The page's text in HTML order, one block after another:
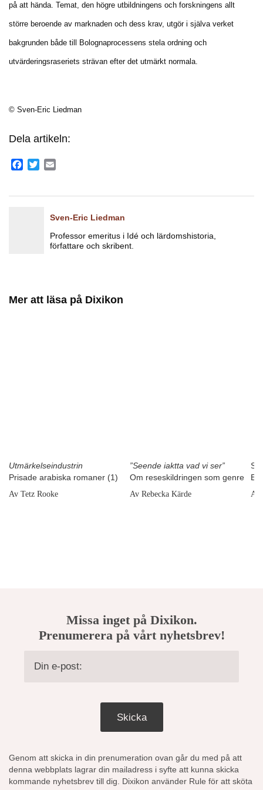
på att hända. Temat, den högre utbildningens och forskningens allt
större beroende av marknaden och dess krav, utgör i själva verket
bakgrunden både till Bolognaprocessens stela ordning och
utvärderingsraseriets strävan efter det utmärkt normala.
© Sven-Eric Liedman
Dela artikeln:
Facebook
Twitter
Sven-Eric Liedman
Professor emeritus i Idé och lärdomshistoria,
författare och skribent.
Mer att läsa på Dixikon
Utmärkelseindustrin
Prisade arabiska romaner (1)
Av Tetz Rooke
”Seende iaktta vad vi ser”
Om reseskildringen som genre
Av Rebecka Kärde
Av
Missa inget på Dixikon.
Prenumerera på vårt nyhetsbrev!
Skicka
Genom att skicka in din prenumeration ovan går du med på att
denna webbplats lagrar din mailadress i syfte att kunna skicka
kommande nyhetsbrev till dig. Dixikon använder Rule för att sköta